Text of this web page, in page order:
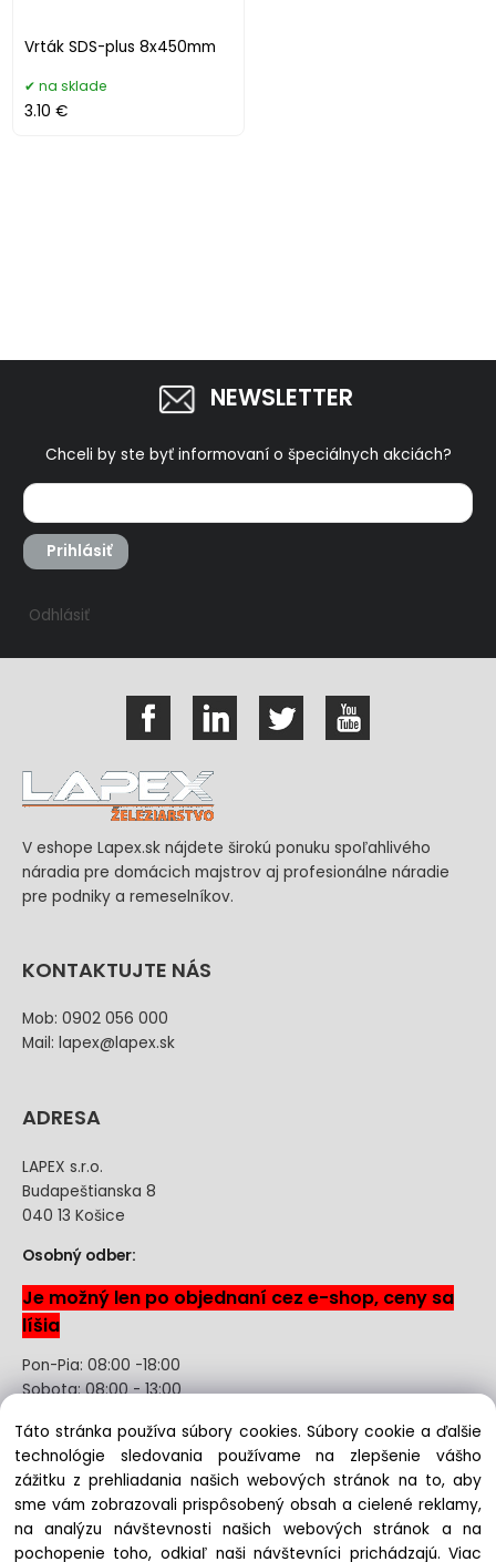
Vrták SDS-plus 8x450mm
na sklade
3.10 €
NEWSLETTER
Chceli by ste byť informovaní o špeciálnych akciách?
Prihlásiť
Odhlásiť
V eshope Lapex.sk nájdete širokú ponuku spoľahlivého
náradia pre domácich majstrov aj profesionálne náradie
pre podniky a remeselníkov.
KONTAKTUJTE NÁS
Mob: 0902 056 000
Mail: lapex@lapex.sk
ADRESA
LAPEX s.r.o.
Budapeštianska 8
040 13 Košice
Osobný odber:
Je možný len po objednaní cez e-shop, ceny sa
líšia
Pon-Pia: 08:00 -18:00
Sobota: 08:00 - 13:00
Odstúpenie od kúpnej zmluvy uzavretej na diaľku bez
registrácie
Táto stránka používa súbory cookies. Súbory cookie a ďalšie
technológie sledovania používame na zlepšenie vášho
zážitku z prehliadania našich webových stránok na to, aby
sme vám zobrazovali prispôsobený obsah a cielené reklamy,
na analýzu návštevnosti našich webových stránok a na
pochopenie toho, odkiaľ naši návštevníci prichádzajú.Viac